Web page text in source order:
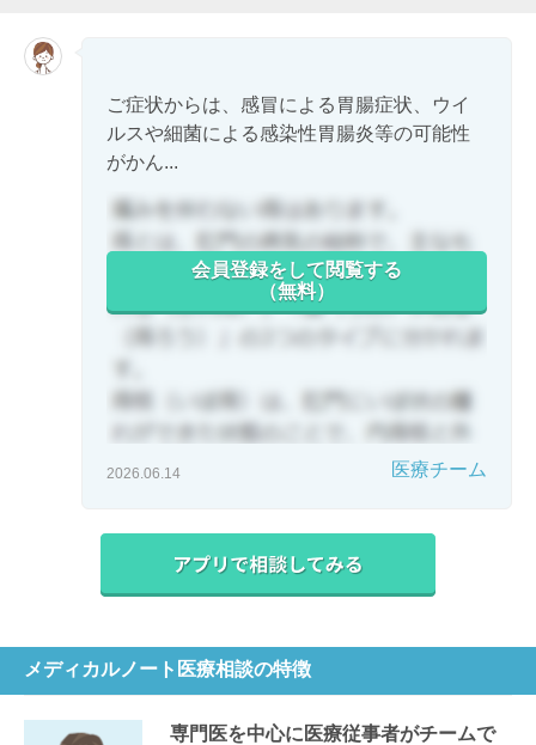
ご症状からは、感冒による胃腸症状、ウイ
ルスや細菌による感染性胃腸炎等の可能性
がかん...
会員登録をして閲覧する
（無料）
2026.06.14 医療チーム
メディカルノート医療相談の特徴
専門医を中心に医療従事者がチームで